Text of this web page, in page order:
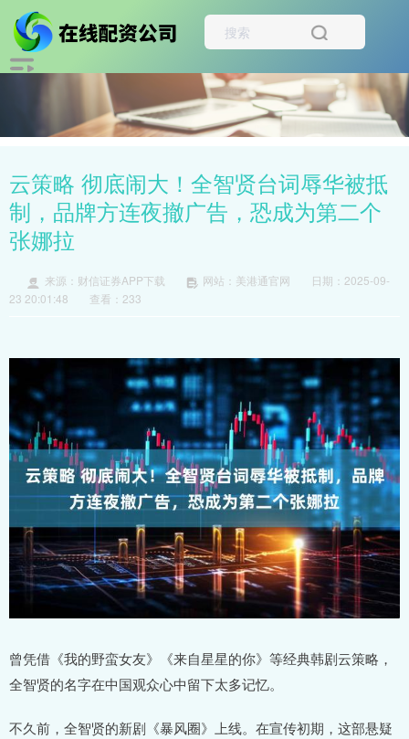
云策略 彻底闹大！全智贤台词辱华被抵
制，品牌方连夜撤广告，恐成为第二个
张娜拉
来源：财信证券APP下载 网站：美港通官网
日期：2025-09-
23 20:01:48
查看：233
曾凭借《我的野蛮女友》《来自星星的你》等经典韩剧云策略，
全智贤的名字在中国观众心中留下太多记忆。
不久前，全智贤的新剧《暴风圈》上线。在宣传初期，这部悬疑